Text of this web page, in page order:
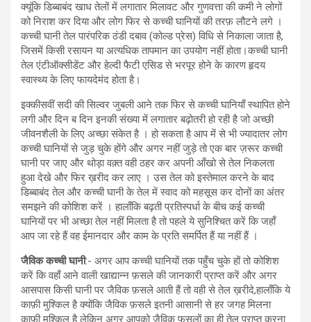
क्यूंकि डिब्बाबंद खाध तेलों में लगातार मिलावट और गुणवत्ता की कमी ने लोगों
को निराश कर दिया और लोग फिर से कच्ची घानियों की तरफ़ लौटने लगे ।
कच्ची घानी तेल पारंपरिक ठंडी दबाव (कोल्ड प्रेस) विधि से निकाला जाता है,
जिसमें किसी रसायन या अत्यधिक तापमान का उपयोग नहीं होता।कच्ची घानी
तेल एंटीऑक्सीडेंट और हेल्दी फैटी एसिड से भरपूर होने के कारण हृदय
स्वास्थ्य के लिए फायदेमंद होता है।
इक्कीसवीं सदी की सिल्वर जुबली आने तक फिर से कच्ची घानियाँ स्थापित होने
लगी और दिन ब दिन इनकी संख्या में लगातार बढ़ोतरी हो रही है जो अच्छी
जीवनशैली के लिए अच्छा संकेत है । हो सकता है आप में से भी ज्यादातर लोग
कच्ची घानियों से जुड़ चुके होंगे और अगर नहीं जुड़े तो एक बार ज़रूर कच्ची
घानी पर जाए और थोड़ा वक़्त वही ठहर कर अपनी आँखो से तेल निकलता
हुआ देखे और फिर ख़रीद कर लाए । उस तेल को इस्तेमाल करने के बाद
डिब्बाबंद तेल और कच्ची घानी के तेल में स्वाद को महसूस कर दोनों का अंतर
समझने की कोशिश करें । हालाँकि बढ़ती प्रतिस्पर्धा के बीच कई कच्ची
घानियों पर भी अच्छा तेल नहीं मिलता है तो पहले ये सुनिश्चित करें कि जहाँ
आप जा रहे हैं वह ईमानदार और काम के प्रति समर्पित हैं या नहीं हैं ।
जैविक कच्ची घानी:- अगर आप कच्ची घानियों तक पहुँच चुके हों तो कोशिश
करें कि वहाँ आने वाली खाद्यान्न फ़सले की जानकारी प्राप्त करें और अगर
आसपास किसी घानी पर जैविक फ़सले आती हैं तो वही से तेल ख़रीदे,हालाँकि ये
काफ़ी मुश्किल है क्योंकि जैविक फ़सले इतनी आसानी से हर जगह मिलना
काफ़ी मुश्किल है लेकिन अगर आपको जैविक फसलों का ही तेल प्राप्त करना